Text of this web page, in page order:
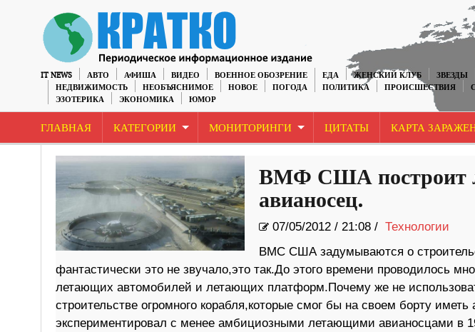
IT NEWS АВТО АФИША ВИДЕО ВОЕННОЕ ОБОЗРЕНИЕ ЕДА ЖЕНСКИЙ КЛУБ ЗВЕЗДЫ
НЕДВИЖИМОСТЬ
НЕОБЪЯСНИМОЕ НОВОЕ ПОГОДА ПОЛИТИКА ПРОИСШЕСТВИЯ
ЭЗОТЕРИКА
ЭКОНОМИКА ЮМОР
ГЛАВНАЯ КАТЕГОРИИ МОНИТОРИНГИ ЦИТАТЫ КАРТА
ВМФ США построит
авианосец.
07/05/2012/ 21:08 / Технологии
ВМС США задумываются о
фантастически это не звучало,это так.До этого времени проводилось
летающих автомобилей и летающих платформ.Почему же не
строительстве огромного корабля,которые смог бы на своем борту
экспериментировал с менее амбициозными летающими авианосцами в